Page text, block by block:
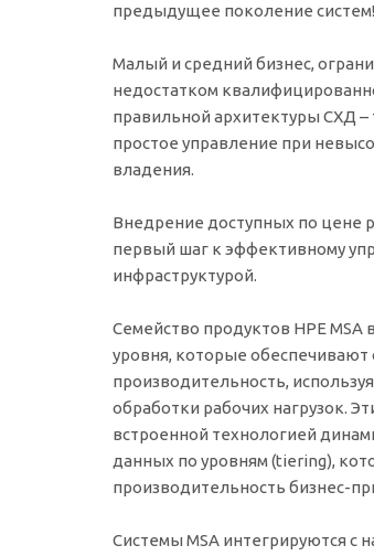
предыдущее поколение систем!
Малый и средний бизнес,
недостатком
правильной архитектуры СХД –
простое управление при
владения.
Внедрение доступных по цене
первый шаг к эффективному
инфраструктурой.
Семейство продуктов HPE
уровня, которые
производительность,
обработки рабочих нагрузок.
встроенной технологией
данных по уровням (tiering),
производительность бизнес-
Системы MSA интегрируются с